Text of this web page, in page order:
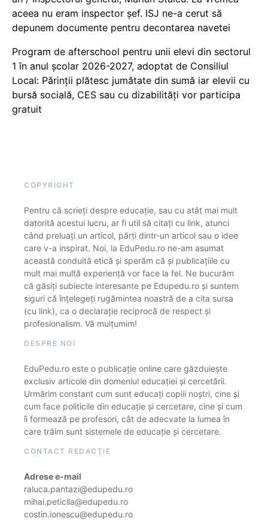
aceea nu eram inspector șef. ISJ ne-a cerut să
depunem documente pentru decontarea navetei
Program de afterschool pentru unii elevi din sectorul
1 în anul școlar 2026-2027, adoptat de Consiliul
Local: Părinții plătesc jumătate din sumă iar elevii cu
bursă socială, CES sau cu dizabilităţi vor participa
gratuit
COPYRIGHT
Pentru că scrieți despre educație, sau cu atât mai mult
datorită acestui lucru, ar fi util să citați cu link, atunci
când preluați un articol, părți dintr-un articol sau o idee
care v-a inspirat. Noi, la EduPedu.ro ne-am asumat
această conduită etică și sperăm că și publicațiile cu
mult mai multă experiență vor face la fel. Ne bucurăm
că găsiți subiecte interesante pe Edupedu.ro și suntem
siguri că înțelegeți rugămintea noastră de a cita sursa
(cu link), ca o declarație reciprocă de respect și
profesionalism. Vă mulțumim!
DESPRE NOI
EduPedu.ro este o publicație online care găzduiește
exclusiv articole din domeniul educației și cercetării.
Urmărim constant cum sunt educați copiii noștri, cine și
cum face politicile din educație și cercetare, cine și cum
îi formează pe profesori, cât de adecvate la lumea în
care trăim sunt sistemele de educație și cercetare.
CONTACT REDACȚIE
Adrese e-mail
raluca.pantazi@edupedu.ro
mihai.peticila@edupedu.ro
costin.ionescu@edupedu.ro